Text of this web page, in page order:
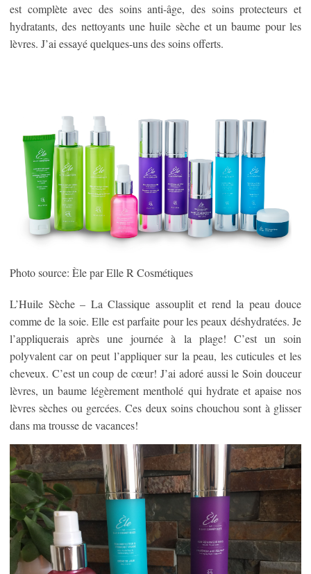
est complète avec des soins anti-âge, des soins protecteurs et
hydratants, des nettoyants une huile sèche et un baume pour les
lèvres. J’ai essayé quelques-uns des soins offerts.
Photo source: Èle par Elle R Cosmétiques
L’Huile Sèche – La Classique assouplit et rend la peau douce
comme de la soie. Elle est parfaite pour les peaux déshydratées. Je
l’appliquerais après une journée à la plage! C’est un soin
polyvalent car on peut l’appliquer sur la peau, les cuticules et les
cheveux. C’est un coup de cœur! J’ai adoré aussi le Soin douceur
lèvres, un baume légèrement mentholé qui hydrate et apaise nos
lèvres sèches ou gercées. Ces deux soins chouchou sont à glisser
dans ma trousse de vacances!